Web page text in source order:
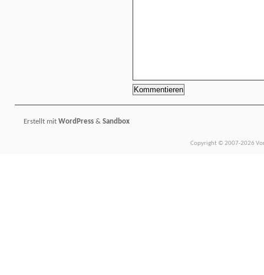
Erstellt mit WordPress & Sandbox
Copyright © 2007-2026